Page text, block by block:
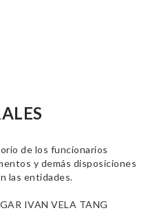
de los funcionarios
y demás disposiciones
las entidades.
IVAN VELA TANG